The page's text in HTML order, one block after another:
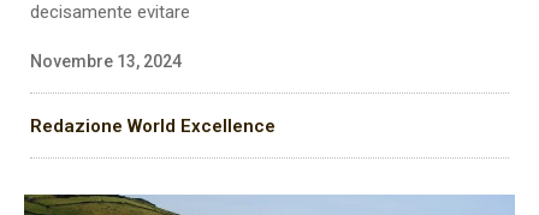
decisamente evitare
Novembre 13, 2024
Redazione World Excellence